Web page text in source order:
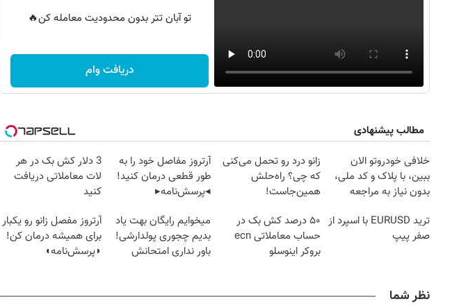
تو آبان تتر بدون محدودیت معامله کن🔥
دریافت وام
مطالب پیشنهادی
خلافی خودروتو الان
ببین، با پلاک و کد ملی،
بدون نیاز به مراجعه
زانو درد رو تحمل می‌کنی
که چی؟ راه‌حلش
همین‌جاست!
آرتروز مفاصل خود را به
طور قطعی درمان کنید!
◂پرسش‌نامه▸
3 دلار کش بک در هر
لات معاملاتی دریافت
کنید
ترید EURUSD با اسپرد از
صفر پیپ
۵۰ درصد کش بک در
حساب معاملاتی ecn
بروکر اینوسلو
میخوایم رایگان بهت یاد
بدیم چجوری پولدارشی!
باور نداری امتحانش
آرتروز مفصل زانو رو یکبار
برای همیشه درمان کن!
◗پرسش‌نامه◖
نظر شما